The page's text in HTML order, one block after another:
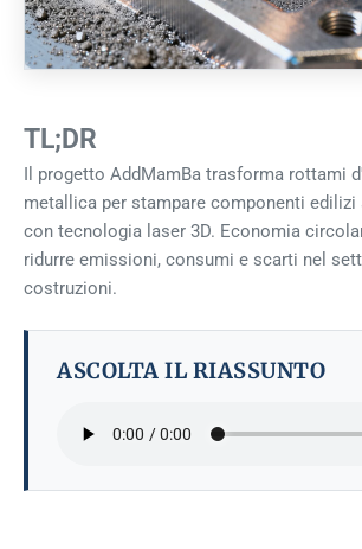
TL;DR
Il progetto AddMamBa trasforma rottami
metallica per stampare componenti edilizi
con tecnologia laser 3D. Economia
ridurre emissioni, consumi e scarti nel
costruzioni.
ASCOLTA IL RIASSUNTO